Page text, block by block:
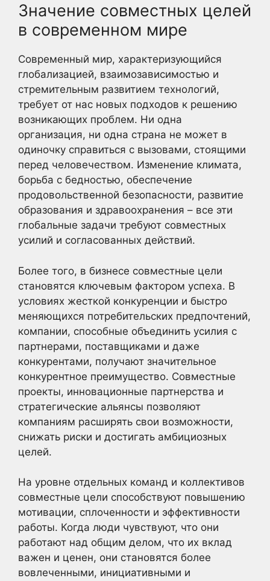
Значение совместных целей
в современном мире
Современный мир, характеризующийся
глобализацией, взаимозависимостью и
стремительным развитием технологий,
требует от нас новых подходов к решению
возникающих проблем. Ни одна
организация, ни одна страна не может в
одиночку справиться с вызовами, стоящими
перед человечеством. Изменение климата,
борьба с бедностью, обеспечение
продовольственной безопасности, развитие
образования и здравоохранения – все эти
глобальные задачи требуют совместных
усилий и согласованных действий.
Более того, в бизнесе совместные цели
становятся ключевым фактором успеха. В
условиях жесткой конкуренции и быстро
меняющихся потребительских предпочтений,
компании, способные объединить усилия с
партнерами, поставщиками и даже
конкурентами, получают значительное
конкурентное преимущество. Совместные
проекты, инновационные партнерства и
стратегические альянсы позволяют
компаниям расширять свои возможности,
снижать риски и достигать амбициозных
целей.
На уровне отдельных команд и коллективов
совместные цели способствуют повышению
мотивации, сплоченности и эффективности
работы. Когда люди чувствуют, что они
работают над общим делом, что их вклад
важен и ценен, они становятся более
вовлеченными, инициативными и